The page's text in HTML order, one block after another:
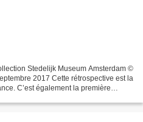
Stedelijk Museum Amsterdam ©
2017 Cette rétrospective est la
C’est également la première